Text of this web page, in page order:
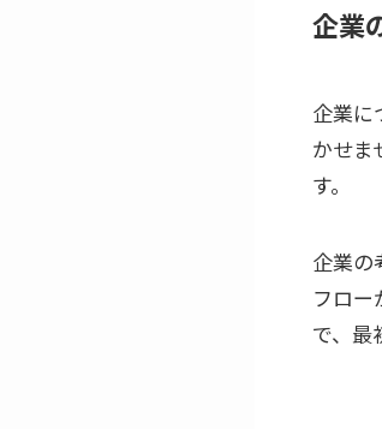
企業
企業に
かせま
す。
企業の
フロー
で、最